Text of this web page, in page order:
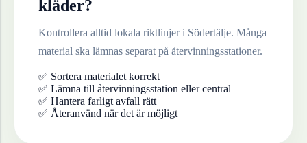
kläder?
Kontrollera alltid lokala riktlinjer i Södertälje. Många
material ska lämnas separat på återvinningsstationer.
✅ Sortera materialet korrekt
✅ Lämna till återvinningsstation eller central
✅ Hantera farligt avfall rätt
✅ Återanvänd när det är möjligt